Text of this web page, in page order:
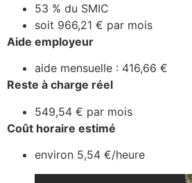
53 % du SMIC
soit 966,21 € par mois
Aide employeur
aide mensuelle : 416,66 €
Reste à charge réel
549,54 € par mois
Coût horaire estimé
environ 5,54 €/heure